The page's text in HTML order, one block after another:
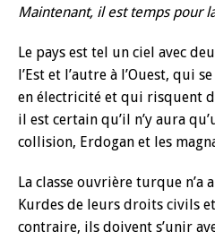
Maintenant, il est temps pour
Le pays est tel un ciel avec
l’Est et l’autre à l’Ouest, qui
en électricité et qui risquent
il est certain qu’il n’y aura
collision, Erdogan et les
La classe ouvrière turque n’a
Kurdes de leurs droits civils
contraire, ils doivent s’unir